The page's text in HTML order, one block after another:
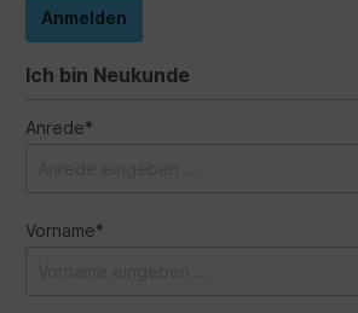
Anmelden
Ich bin Neukunde
Anrede*
Vorname*